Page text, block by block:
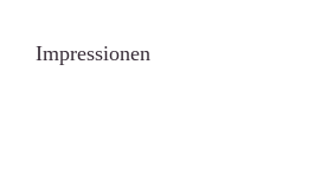
Impressionen